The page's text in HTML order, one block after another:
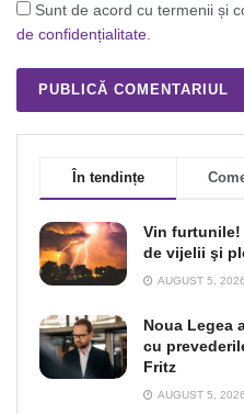
Sunt de acord cu termenii și
de confidențialitate.
În tendințe
Vin furtunile!
de vijelii şi
AUGUST 5, 2026
Noua Legea
cu
Fritz
AUGUST 5, 2026